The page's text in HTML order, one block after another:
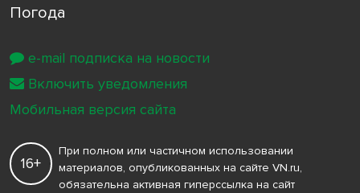
Погода
16+
При полном или частичном использовании
материалов, опубликованных на сайте VN.ru,
обязательна активная гиперссылка на сайт
e-mail подписка на новости
Включить уведомления
Мобильная версия сайта